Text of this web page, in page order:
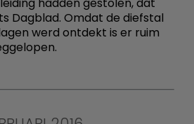
hadden gestolen, dat
Dagblad. Omdat de diefstal
werd ontdekt is er ruim